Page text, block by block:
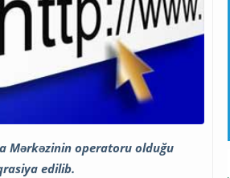
Mərkəzinin operatoru olduğu
edilib.